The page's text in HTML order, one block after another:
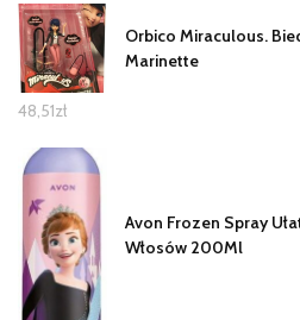
Orbico Miraculous.
Marinette
48,51zł
Avon Frozen Spray
Włosów 200Ml